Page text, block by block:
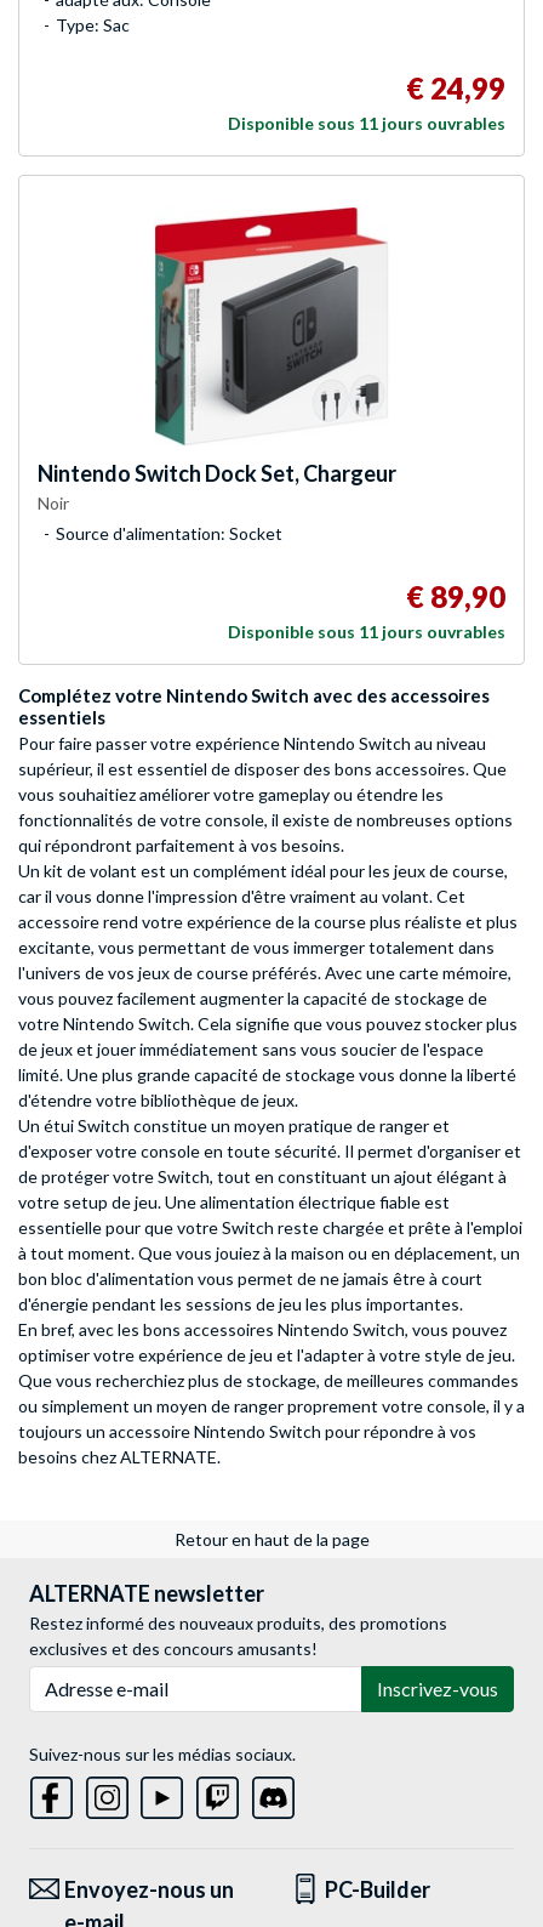
Type: Sac
€ 24,99
Disponible sous 11 jours ouvrables
NintendoSwitch Dock Set, Chargeur
Noir
Source d'alimentation: Socket
€ 89,90
Disponible sous 11 jours ouvrables
Complétez votre Nintendo Switch avec des accessoires
essentiels
Pour faire passer votre expérience Nintendo Switch au niveau
supérieur, il est essentiel de disposer des bons accessoires. Que
vous souhaitiez améliorer votre gameplay ou étendre les
fonctionnalités de votre console, il existe de nombreuses options
qui répondront parfaitement à vos besoins.
Un kit de volant est un complément idéal pour les jeux de course,
car il vous donne l'impression d'être vraiment au volant. Cet
accessoire rend votre expérience de la course plus réaliste et plus
excitante, vous permettant de vous immerger totalement dans
l'univers de vos jeux de course préférés. Avec une carte mémoire,
vous pouvez facilement augmenter la capacité de stockage de
votre Nintendo Switch. Cela signifie que vous pouvez stocker plus
de jeux et jouer immédiatement sans vous soucier de l'espace
limité. Une plus grande capacité de stockage vous donne la liberté
d'étendre votre bibliothèque de jeux.
Un étui Switch constitue un moyen pratique de ranger et
d'exposer votre console en toute sécurité. Il permet d'organiser et
de protéger votre Switch, tout en constituant un ajout élégant à
votre setup de jeu. Une alimentation électrique fiable est
essentielle pour que votre Switch reste chargée et prête à l'emploi
à tout moment. Que vous jouiez à la maison ou en déplacement, un
bon bloc d'alimentation vous permet de ne jamais être à court
d'énergie pendant les sessions de jeu les plus importantes.
En bref, avec les bons accessoires Nintendo Switch, vous pouvez
optimiser votre expérience de jeu et l'adapter à votre style de jeu.
Que vous recherchiez plus de stockage, de meilleures commandes
ou simplement un moyen de ranger proprement votre console, il y a
toujours un accessoire Nintendo Switch pour répondre à vos
besoins chez ALTERNATE.
Retour en haut de la page
ALTERNATE newsletter
Restez informé des nouveaux produits, des promotions
exclusives et des concours amusants!
Inscrivez-vous
Suivez-nous sur les médias sociaux.
Envoyez-nous un
PC-Builder